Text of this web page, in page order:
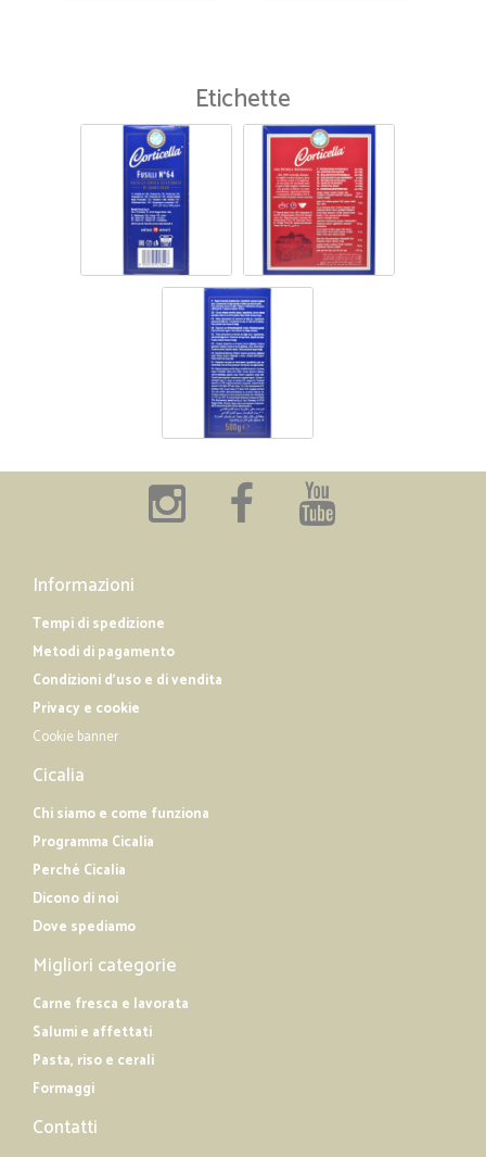
Etichette
Informazioni
Tempi di spedizione
Metodi di pagamento
Condizioni d'uso e di vendita
Privacy e cookie
Cookie banner
Cicalia
Chi siamo e come funziona
Programma Cicalia
Perché Cicalia
Dicono di noi
Dove spediamo
Migliori categorie
Carne fresca e lavorata
Salumi e affettati
Pasta, riso e cerali
Formaggi
Contatti